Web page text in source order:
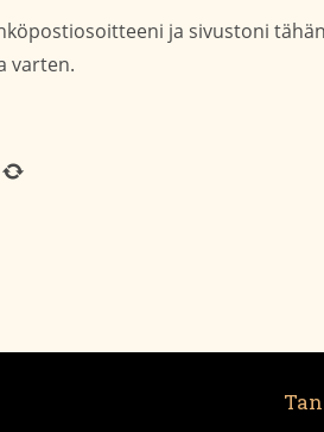
ja sivustoni
varten.